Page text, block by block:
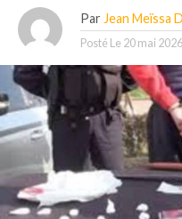
Par Jean Meïssa
Posté Le 20 mai 2026